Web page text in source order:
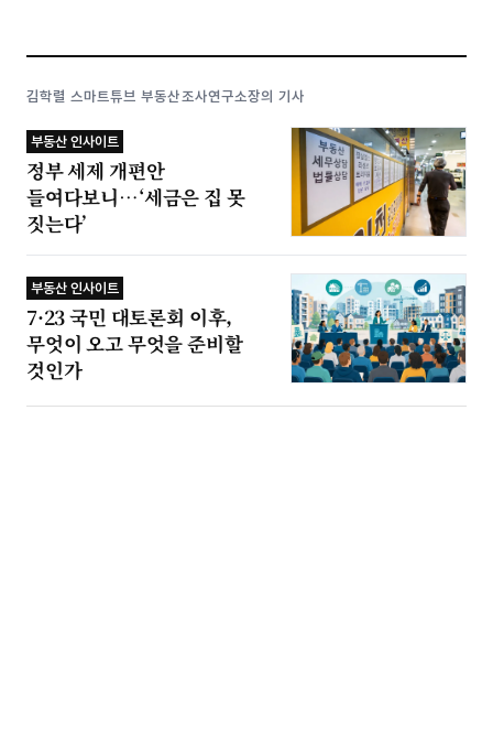
김학렬 스마트튜브 부동산조사연구소장의 기사
부동산 인사이트
정부 세제 개편안
들여다보니…‘세금은 집 못
짓는다’
부동산 인사이트
7·23 국민 대토론회 이후,
무엇이 오고 무엇을 준비할
것인가